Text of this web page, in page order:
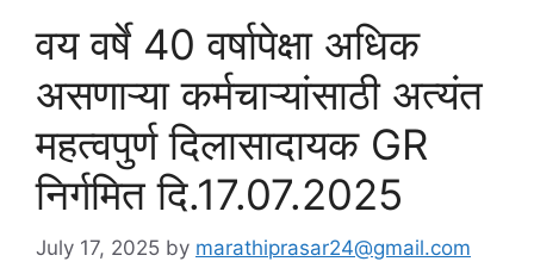
वय वर्षे 40 वर्षापेक्षा अधिक
असणाऱ्या कर्मचाऱ्यांसाठी अत्यंत
महत्वपुर्ण दिलासादायक GR
निर्गमित दि.17.07.2025
July 17, 2025 by marathiprasar24@gmail.com